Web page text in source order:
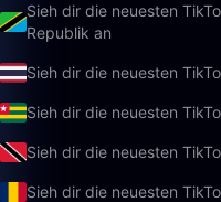
Sieh dir die neuesten
Republik an
Sieh dir die neuesten
Sieh dir die neuesten
Sieh dir die neuesten
Sieh dir die neuesten